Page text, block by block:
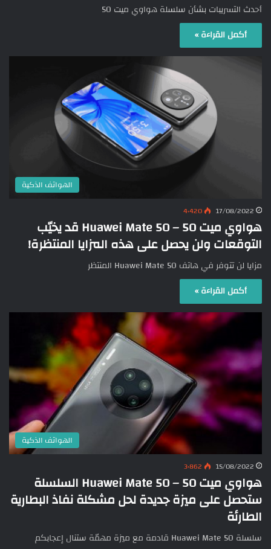
أحدث التسريبات بشأن سلسلة هواوي ميت 50
أكمل القراءة »
الهواتف الذكية
17/08/2022 4٬420
هواوي ميت 50 – Huawei Mate 50 قد يخيّب
التوقعات ولن يحصل على هذه المزايا المنتظرة!
مزايا لن تتوفر في هاتف Huawei Mate 50 المنتظر
أكمل القراءة »
الهواتف الذكية
15/08/2022 3٬862
هواوي ميت 50 – Huawei Mate 50 السلسلة
ستحصل على ميزة جديدة لحل مشكلة نفاذ البطارية
الطارئة
سلسلة Huawei Mate 50 قادمة مع ميزة مهمّة ستنال إعجابكم